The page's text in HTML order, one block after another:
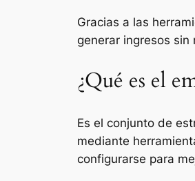
Gracias a las
generar ingresos
¿Qué es el
Es el conjunto de
mediante
configurarse para